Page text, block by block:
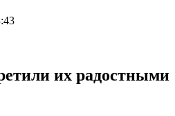
их радостными